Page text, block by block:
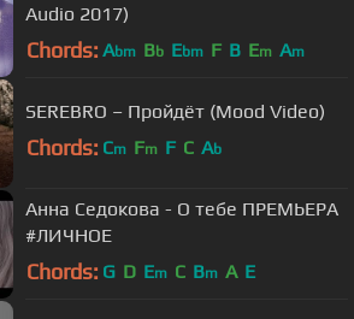
Audio 2017)
Chords: Abm Bb Ebm F B Em Am
SEREBRO – Пройдёт (Mood Video)
Chords: Cm Fm F C Ab
Анна Седокова - О тебе ПРЕМЬЕРА
#ЛИЧНОЕ
Chords: G D Em C Bm A E